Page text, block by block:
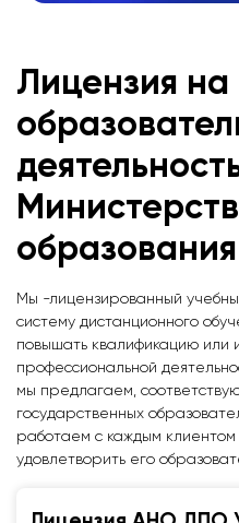
Лицензия на
образования
Мы -лицензированный
систему дистанционного
повышать квалификацию или
профессиональной
мы предлагаем,
государственных
работаем с каждым клиентом
удовлетворить его